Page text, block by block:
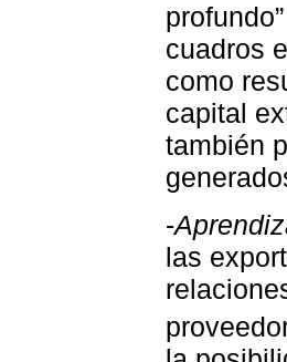
cuadros
como
capital
también
-
las